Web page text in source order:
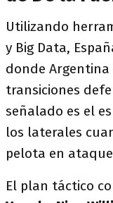
Utilizando
y Big Data,
donde Argentina
transiciones
señalado es el
los laterales
pelota en
El plan táctico